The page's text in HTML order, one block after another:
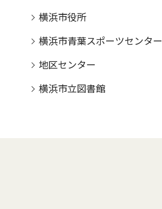
横浜市役所
横浜市青葉スポーツセンター
地区センター
横浜市立図書館